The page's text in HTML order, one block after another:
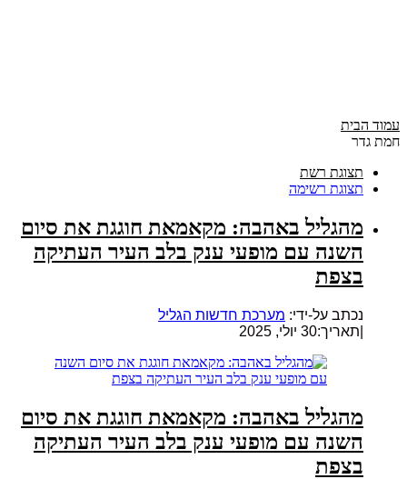
עמוד הבית
חמת גדר
תצוגת רשת
תצוגת רשימה
מהגליל באהבה: מקאמאת חוגגת את סיום
השנה עם מופעי ענק בלב העיר העתיקה
בצפת
נכתב על-ידי: מערכת חדשות הגליל
תאריך:30 יולי, 2025
מהגליל באהבה: מקאמאת חוגגת את סיום
השנה עם מופעי ענק בלב העיר העתיקה
בצפת